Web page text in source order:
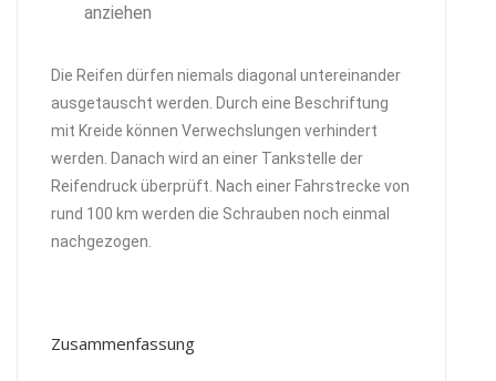
anziehen
Die Reifen dürfen niemals diagonal untereinander
ausgetauscht werden. Durch eine Beschriftung
mit Kreide können Verwechslungen verhindert
werden. Danach wird an einer Tankstelle der
Reifendruck überprüft. Nach einer Fahrstrecke von
rund 100 km werden die Schrauben noch einmal
nachgezogen.
Zusammenfassung